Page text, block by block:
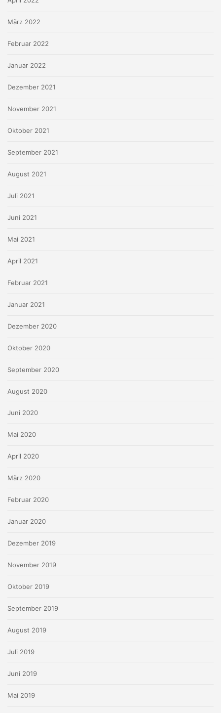
März 2022
Februar 2022
Januar 2022
Dezember 2021
November 2021
Oktober 2021
September 2021
August 2021
Juli 2021
Juni 2021
Mai 2021
April 2021
Februar 2021
Januar 2021
Dezember 2020
Oktober 2020
September 2020
August 2020
Juni 2020
Mai 2020
April 2020
März 2020
Februar 2020
Januar 2020
Dezember 2019
November 2019
Oktober 2019
September 2019
August 2019
Juli 2019
Juni 2019
Mai 2019